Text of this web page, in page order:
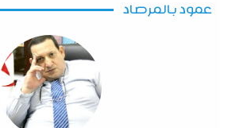
عمود بالمرصاد